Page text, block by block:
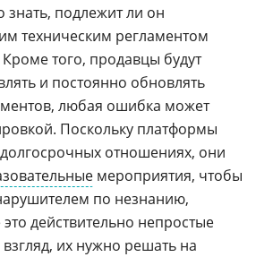
подлежит ли он
техническим регламентом
Кроме того, продавцы будут
и постоянно обновлять
любая ошибка может
Поскольку платформы
отношениях, они
мероприятия, чтобы
по незнанию,
действительно непростые
их нужно решать на